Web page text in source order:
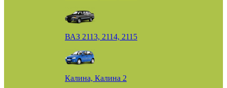
ВАЗ 2113, 2114, 2115
Калина, Калина 2